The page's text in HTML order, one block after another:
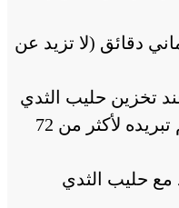
دقائق (لا تزيد عن
تخزين حليب الثدي
– إخراجي حليب الثدي الذي تم تبريده لأكثر من 72
مع حليب الثدي